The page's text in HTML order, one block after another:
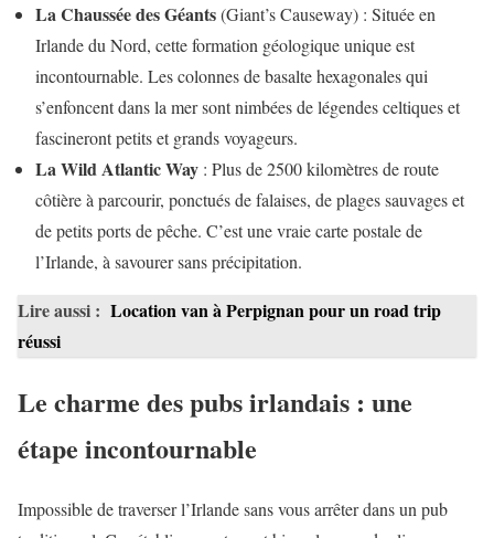
La Chaussée des Géants(Giant’s Causeway) : Située en
Irlande du Nord, cette formation géologique unique est
incontournable. Les colonnes de basalte hexagonales qui
s’enfoncent dans la mer sont nimbées de légendes celtiques et
fascineront petits et grands voyageurs.
La Wild Atlantic Way : Plus de 2500 kilomètres de route
côtière à parcourir, ponctués de falaises, de plages sauvages et
de petits ports de pêche. C’est une vraie carte postale de
l’Irlande, à savourer sans précipitation.
Lire aussi : Location van à Perpignan pour un road trip
réussi
Le charme des pubs irlandais : une
étape incontournable
Impossible de traverser l’Irlande sans vous arrêter dans un pub